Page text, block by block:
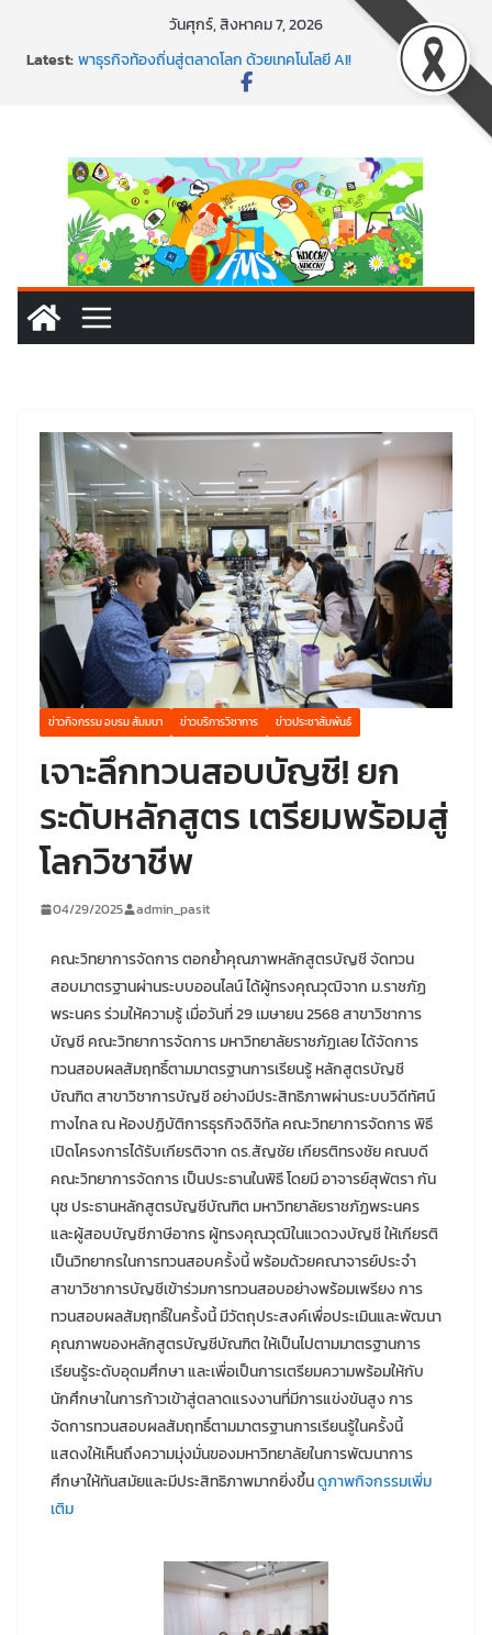
วันศุกร์, สิงหาคม 7, 2026
Latest:พาธุรกิจท้องถิ่นสู่ตลาดโลก ด้วยเทคโนโลยี AI!
SMEs ยุคนี้ ถ้าไม่ใช้ AI ถือว่าพลาดมาก!
พร้อมลุยแล้ว! ปักหมุดโรดแมป AI อัปสกิลธุรกิจให้พุ่งทะยาน
ข่าวกิจกรรม อบรม สัมมนา ข่าวบริการวิชาการ ข่าวประชาสัมพันธ์
เจาะลึกทวนสอบบัญชี! ยก
ระดับหลักสูตร เตรียมพร้อมสู่
โลกวิชาชีพ
04/29/2025 admin_pasit
คณะวิทยาการจัดการ ตอกย้ำคุณภาพหลักสูตรบัญชี จัดทวน
สอบมาตรฐานผ่านระบบออนไลน์ ได้ผู้ทรงคุณวุฒิจาก ม.ราชภัฏ
พระนคร ร่วมให้ความรู้ เมื่อวันที่ 29 เมษายน 2568 สาขาวิชาการ
บัญชี คณะวิทยาการจัดการ มหาวิทยาลัยราชภัฏเลย ได้จัดการ
ทวนสอบผลสัมฤทธิ์ตามมาตรฐานการเรียนรู้ หลักสูตรบัญชี
บัณฑิต สาขาวิชาการบัญชี อย่างมีประสิทธิภาพผ่านระบบวิดีทัศน์
ทางไกล ณ ห้องปฏิบัติการธุรกิจดิจิทัล คณะวิทยาการจัดการ พิธี
เปิดโครงการได้รับเกียรติจาก ดร.สัญชัย เกียรติทรงชัย คณบดี
คณะวิทยาการจัดการ เป็นประธานในพิธี โดยมี อาจารย์สุพัตรา กัน
นุช ประธานหลักสูตรบัญชีบัณฑิต มหาวิทยาลัยราชภัฏพระนคร
และผู้สอบบัญชีภาษีอากร ผู้ทรงคุณวุฒิในแวดวงบัญชี ให้เกียรติ
เป็นวิทยากรในการทวนสอบครั้งนี้ พร้อมด้วยคณาจารย์ประจำ
สาขาวิชาการบัญชีเข้าร่วมการทวนสอบอย่างพร้อมเพรียง การ
ทวนสอบผลสัมฤทธิ์ในครั้งนี้ มีวัตถุประสงค์เพื่อประเมินและพัฒนา
คุณภาพของหลักสูตรบัญชีบัณฑิต ให้เป็นไปตามมาตรฐานการ
เรียนรู้ระดับอุดมศึกษา และเพื่อเป็นการเตรียมความพร้อมให้กับ
นักศึกษาในการก้าวเข้าสู่ตลาดแรงงานที่มีการแข่งขันสูง การ
จัดการทวนสอบผลสัมฤทธิ์ตามมาตรฐานการเรียนรู้ในครั้งนี้
แสดงให้เห็นถึงความมุ่งมั่นของมหาวิทยาลัยในการพัฒนาการ
ศึกษาให้ทันสมัยและมีประสิทธิภาพมากยิ่งขึ้นดูภาพกิจกรรมเพิ่ม
เติม